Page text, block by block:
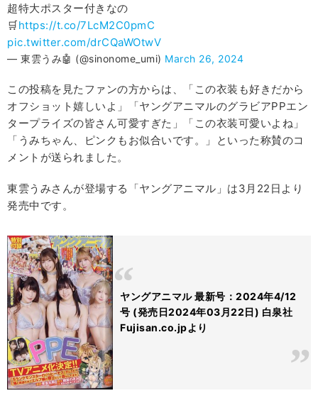
超特大ポスター付きなの
🛒https://t.co/7LcM2C0pmC
pic.twitter.com/drCQaWOtwV
— 東雲うみ🤖 (@sinonome_umi) March 26, 2024
この投稿を見たファンの方からは、「この衣装も好きだから
オフショット嬉しいよ」「ヤングアニマルのグラビアPPエン
タープライズの皆さん可愛すぎた」「この衣装可愛いよね」
「うみちゃん、ピンクもお似合いです。」といった称賛のコ
メントが送られました。
東雲うみさんが登場する「ヤングアニマル」は3月22日より
発売中です。
ヤングアニマル 最新号：2024年4/12
号 (発売日2024年03月22日) 白泉社
Fujisan.co.jpより